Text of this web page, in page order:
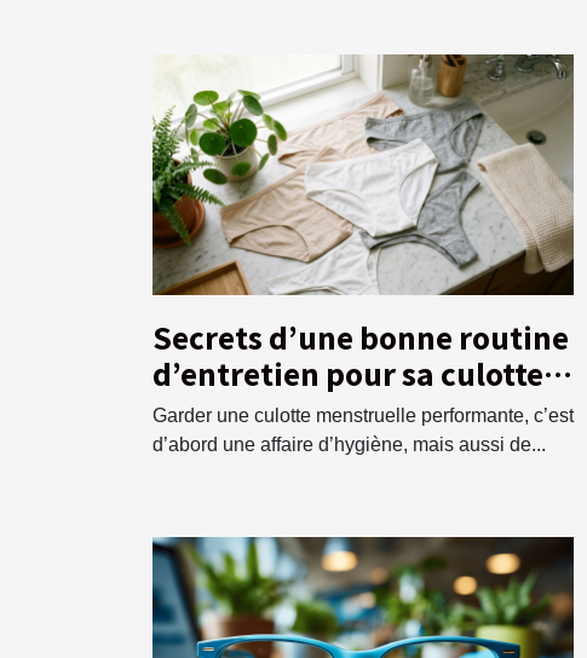
Secrets d’une bonne routine
d’entretien pour sa culotte
menstruelle
Garder une culotte menstruelle performante, c’est
d’abord une affaire d’hygiène, mais aussi de...